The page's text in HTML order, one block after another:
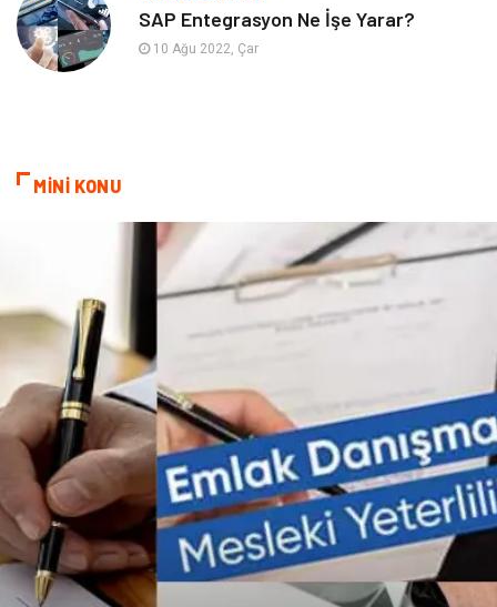
Bebek Giyim
SAP Entegrasyon Ne İşe Yarar?
10 Ağu 2022, Çar
MİNİ KONU